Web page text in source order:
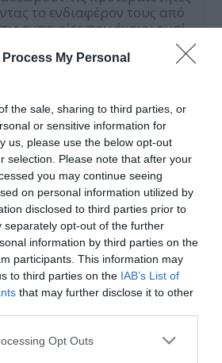
Process My Personal
the sale, sharing to third parties, or
or sensitive information for
us, please use the below opt-out
selection. Please note that after your
you may continue seeing
on personal information utilized by
disclosed to third parties prior to
separately opt-out of the further
information by third parties on the
participants. This information may
to third parties on the IAB’s List of
that may further disclose it to other
app uses one or more Google
Opt Outs
το ενδιαφέρον τους από
εμπειρίες που έχουν ουσία
του Mastercard Economics
70% δηλώνει ότι φέτος
νέα προσέγγιση στην
list”. Καθώς το […]